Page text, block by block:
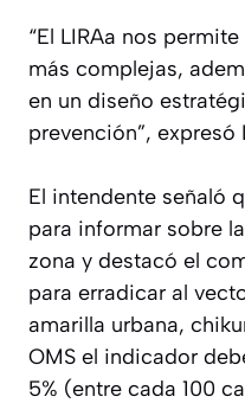
“El LIRAa nos
más complejas,
en un diseño
prevención”, expresó
El intendente señaló
para informar sobre
zona y destacó el
para erradicar al
amarilla urbana,
OMS el indicador
5% (entre cada 100